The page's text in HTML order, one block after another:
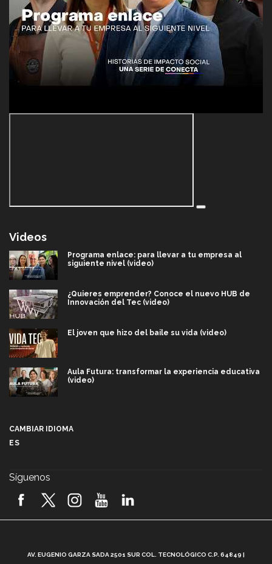
Videos
Programa enlace: para llevar a tu empresa al
siguiente nivel (video)
¿Quieres emprender? Conoce el nuevo HUB de
Innovación del Tec (video)
El joven que hizo del baile su vida (video)
Aula Futura: transformar la experiencia educativa
(video)
2026! (video)
CAMBIAR IDIOMA
ES
Síguenos
AV. EUGENIO GARZA SADA 2501 SUR COL. TECNOLÓGICO C.P. 64849 |